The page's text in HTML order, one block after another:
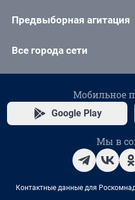
Предвыборная агитация
Все города сети
Мобильное
Google Play
Мы в
Контактные данные для